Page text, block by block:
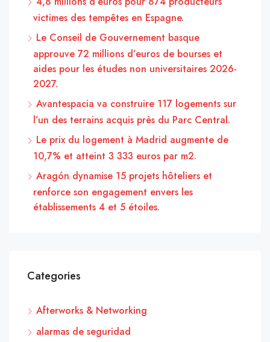
victimes des tempêtes en Espagne.
Le Conseil de Gouvernement basque
approuve 72 millions d’euros de bourses et
aides pour les études non universitaires 2026-
2027.
Avantespacia va construire 117 logements sur
l’un des terrains acquis près du Parc Central.
Le prix du logement à Madrid augmente de
10,7% et atteint 3 333 euros par m2.
Aragón dynamise 15 projets hôteliers et
renforce son engagement envers les
établissements 4 et 5 étoiles.
Categories
Afterworks & Networking
alarmas de seguridad